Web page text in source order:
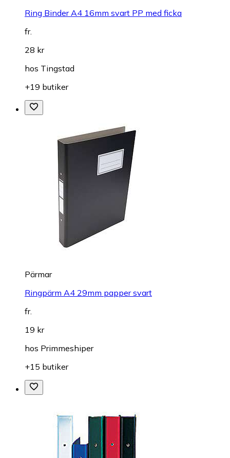
Ring Binder A4 16mm svart PP med ficka
fr.
28 kr
hos Tingstad
+19 butiker
Pärmar
Ringpärm A4 29mm papper svart
fr.
19 kr
hos Primmeshiper
+15 butiker